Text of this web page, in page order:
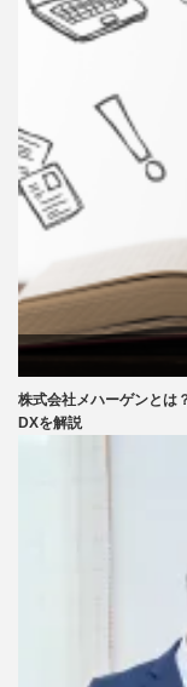
株式会社メハーゲンとは
DXを解説